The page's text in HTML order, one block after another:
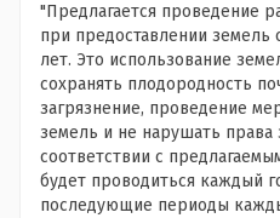
"Предлагается проведение
при предоставлении земель
лет. Это использование
сохранять плодородность
загрязнение, проведение
земель и не нарушать права
соответствии с
будет проводиться каждый
последующие периоды